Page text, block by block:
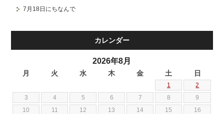
7月18日にちなんで
カレンダー
2026年8月
月 火 水 木 金 土 日
1
2
3
4 5 6 7 8
9
10
11 12 13 14 15
16